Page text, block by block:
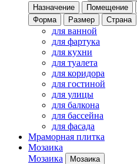
Назначение
Помещение
Форма
Размер Страна
для ванной
для фартука
для кухни
для туалета
для коридора
для гостиной
для улицы
для балкона
для бассейна
для фасада
Мраморная плитка
Мозаика
Мозаика
Мозаика